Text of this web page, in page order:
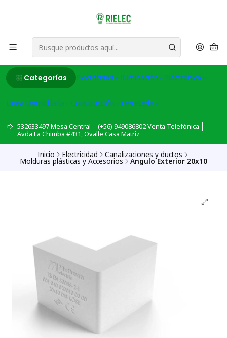
Categorías Electricidad Iluminación Electronica
Linea Domiciliaria Construcción Ferreteria
532633497 Mesa Central │ (+56) 949086802 Venta Telefónica │
Avda La Chimba #431, Ovalle Casa Matriz
Inicio Electricidad Canalizaciones y ductos
Molduras plásticas y Accesorios Angulo Exterior 20x10